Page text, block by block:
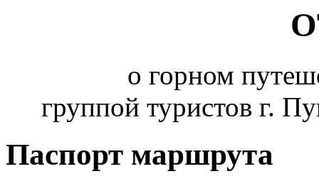
o горном
группой туристов г.
Паспорт маршрута